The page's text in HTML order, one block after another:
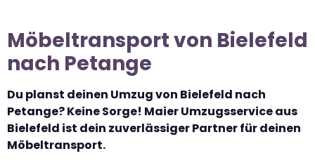
Möbeltransport von Bielefeld
nach Petange
Du planst deinen Umzug von Bielefeld nach
Petange? Keine Sorge! Maier Umzugsservice aus
Bielefeld ist dein zuverlässiger Partner für deinen
Möbeltransport.